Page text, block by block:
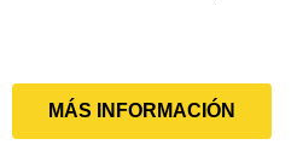
MÁS INFORMACIÓN